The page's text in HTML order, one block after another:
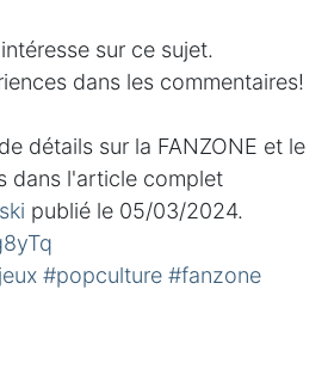
sur ce sujet.
dans les commentaires!
détails sur la FANZONE et le
dans l'article complet
publié le 05/03/2024.
#popculture #fanzone